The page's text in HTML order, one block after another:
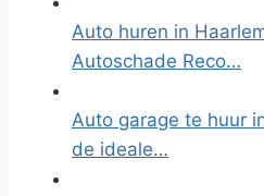
Auto huren in
Autoschade Reco…
Auto garage te huur
de ideale…